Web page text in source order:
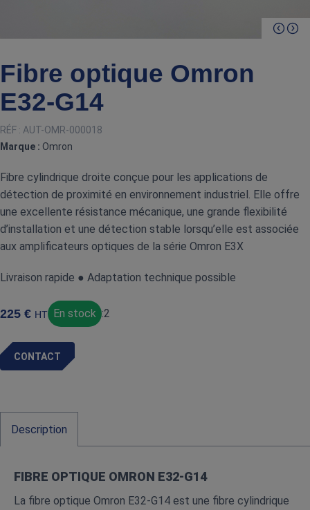
Fibre optique Omron
E32‑G14
RÉF : AUT-OMR-000018
Marque : Omron
Fibre cylindrique droite conçue pour les applications de
détection de proximité en environnement industriel. Elle offre
une excellente résistance mécanique, une grande flexibilité
d’installation et une détection stable lorsqu’elle est associée
aux amplificateurs optiques de la série Omron E3X
Livraison rapide ● Adaptation technique possible
225 € HT En stock :2
CONTACT
Description
FIBRE OPTIQUE OMRON E32‑G14
La fibre optique Omron E32‑G14 est une fibre cylindrique